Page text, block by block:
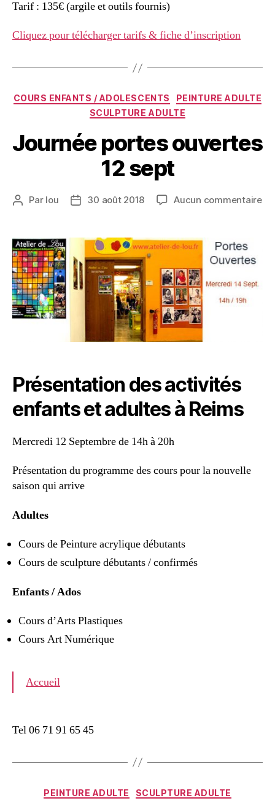
Tarif : 135€ (argile et outils fournis)
Cliquez pour télécharger tarifs & fiche d’inscription
COURS ENFANTS / ADOLESCENTS
PEINTURE ADULTE
SCULPTURE ADULTE
Journée portes ouvertes
12 sept
Par lou 30 août 2018 Aucun commentaire
Présentation des activités
enfants et adultes à Reims
Mercredi 12 Septembre de 14h à 20h
Présentation du programme des cours pour la nouvelle
saison qui arrive
Adultes
Cours de Peinture acrylique débutants
Cours de sculpture débutants / confirmés
Enfants / Ados
Cours d’Arts Plastiques
Cours Art Numérique
Accueil
Tel 06 71 91 65 45
PEINTURE ADULTE SCULPTURE ADULTE